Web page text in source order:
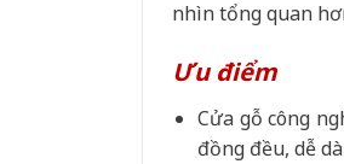
nhìn tổng quan
Ưu điểm
Cửa gỗ công
đồng đều, dễ